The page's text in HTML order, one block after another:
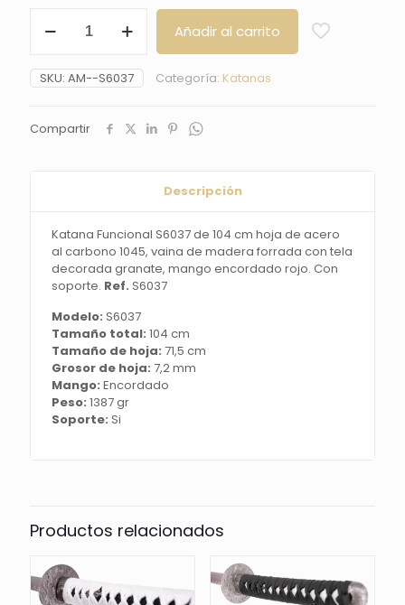
Funcional
de
104
de
madera
forrada
decorada
granate,
mango
encordado
rojo.
Con
soporte.
Añadir al carrito
SKU: AM--S6037 Categoría: Katanas
Compartir
Descripción
Katana Funcional S6037 de 104 cm hoja de acero
al carbono 1045, vaina de madera forrada con tela
decorada granate, mango encordado rojo. Con
soporte. Ref. S6037
Modelo: S6037
Tamaño total: 104 cm
Tamaño de hoja: 71,5 cm
Grosor de hoja: 7,2 mm
Mango: Encordado
Peso: 1387 gr
Soporte:Si
Productos relacionados